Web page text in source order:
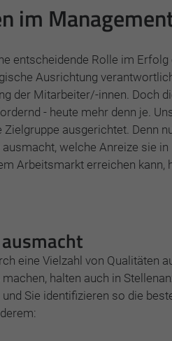
im
entscheidende Rolle im Erfolg
Ausrichtung
der Mitarbeiter/-innen. Doch
- heute mehr denn je.
Zielgruppe ausgerichtet. Denn
welche Anreize sie in
Arbeitsmarkt erreichen kann,
eine Vielzahl von Qualitäten
halten auch in
Sie identifizieren so die